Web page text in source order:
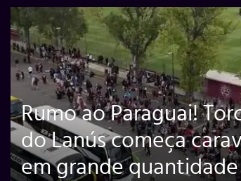
Rumo ao Paraguai!
do Lanús começa
em grande